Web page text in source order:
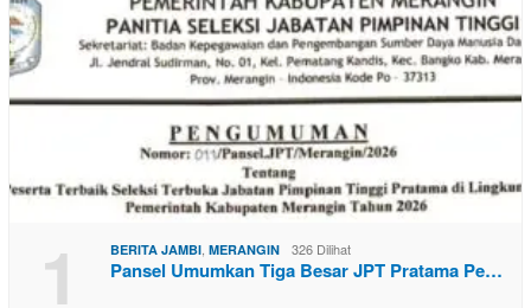
1 BERITA JAMBI, MERANGIN 326 Dilihat
Pansel Umumkan Tiga Besar JPT Pratama Pe…